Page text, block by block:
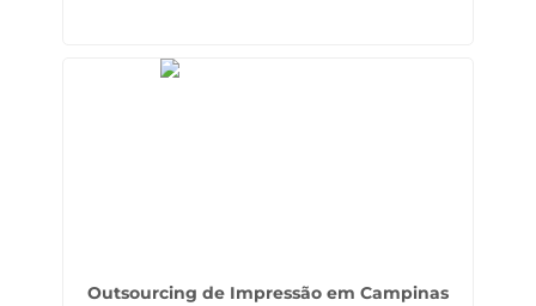
Outsourcing de Impressão em Campinas